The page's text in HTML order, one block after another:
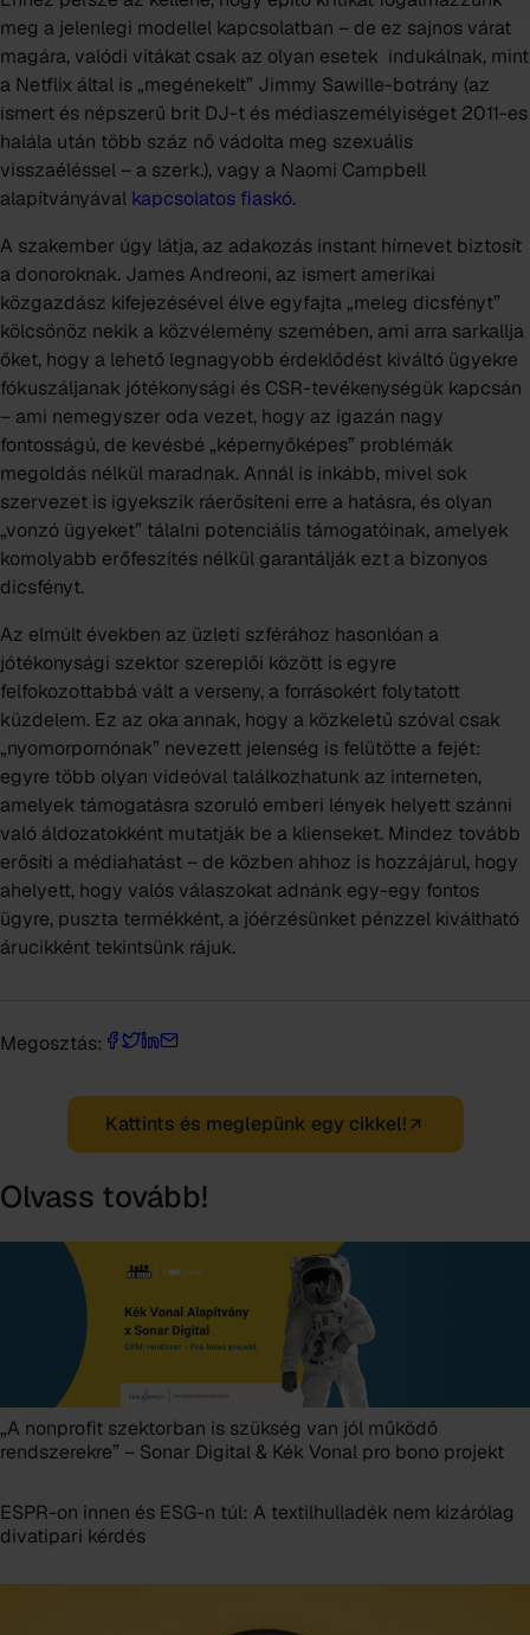
meg a jelenlegi modellel kapcsolatban – de ez sajnos várat
magára, valódi vitákat csak az olyan esetek indukálnak, mint
a Netflix által is „megénekelt” Jimmy Sawille-botrány (az
ismert és népszerű brit DJ-t és médiaszemélyiséget 2011-es
halála után több száz nő vádolta meg szexuális
visszaéléssel – a szerk.), vagy a Naomi Campbell
alapítványával kapcsolatos fiaskó.
A szakember úgy látja, az adakozás instant hírnevet biztosít
a donoroknak. James Andreoni, az ismert amerikai
közgazdász kifejezésével élve egyfajta „meleg dicsfényt”
kölcsönöz nekik a közvélemény szemében, ami arra sarkallja
őket, hogy a lehető legnagyobb érdeklődést kiváltó ügyekre
fókuszáljanak jótékonysági és CSR-tevékenységük kapcsán
– ami nemegyszer oda vezet, hogy az igazán nagy
fontosságú, de kevésbé „képernyőképes” problémák
megoldás nélkül maradnak. Annál is inkább, mivel sok
szervezet is igyekszik ráerősíteni erre a hatásra, és olyan
„vonzó ügyeket” tálalni potenciális támogatóinak, amelyek
komolyabb erőfeszítés nélkül garantálják ezt a bizonyos
dicsfényt.
Az elmúlt években az üzleti szférához hasonlóan a
jótékonysági szektor szereplői között is egyre
felfokozottabbá vált a verseny, a forrásokért folytatott
küzdelem. Ez az oka annak, hogy a közkeletű szóval csak
„nyomorpornónak” nevezett jelenség is felütötte a fejét:
egyre több olyan videóval találkozhatunk az interneten,
amelyek támogatásra szoruló emberi lények helyett szánni
való áldozatokként mutatják be a klienseket. Mindez tovább
erősíti a médiahatást – de közben ahhoz is hozzájárul, hogy
ahelyett, hogy valós válaszokat adnánk egy-egy fontos
ügyre, puszta termékként, a jóérzésünket pénzzel kiváltható
árucikként tekintsünk rájuk.
Megosztás:
Kattints és meglepünk egy cikkel!
Olvass tovább!
„A nonprofit szektorban is szükség van jól működő
rendszerekre” – Sonar Digital & Kék Vonal pro bono projekt
ESPR-on innen és ESG-n túl: A textilhulladék nem kizárólag
divatipari kérdés